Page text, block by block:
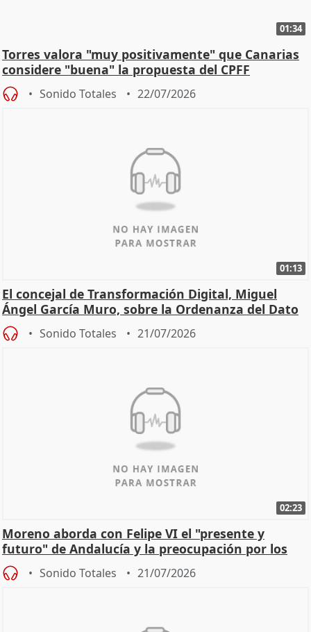
01:34
Torres valora "muy positivamente" que Canarias
considere "buena" la propuesta del CPFF
Sonido Totales 22/07/2026
01:13
El concejal de Transformación Digital, Miguel
Ángel García Muro, sobre la Ordenanza del Dato
Sonido Totales 21/07/2026
02:23
Moreno aborda con Felipe VI el "presente y
futuro" de Andalucía y la preocupación por los
incendios
Sonido Totales 21/07/2026